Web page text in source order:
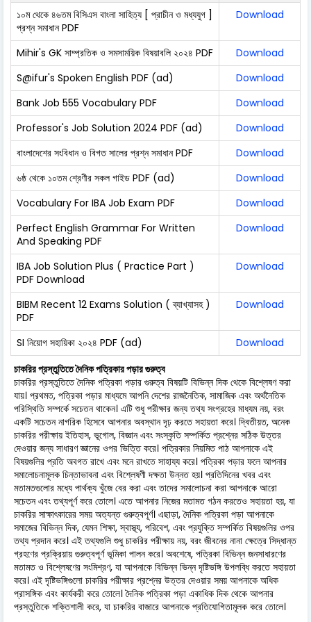
১০ম থেকে ৪৬তম বিসিএস বাংলা সাহিত্য [ প্রাচীন ও মধ্যযুগ ]
প্রশ্ন সমাধান PDF
Download
Mihir's GK সাম্প্রতিক ও সমসাময়িক বিষয়াবলি ২০২৪ PDF
Download
S@ifur's Spoken English PDF (ad)
Download
Bank Job 555 Vocabulary PDF
Download
Professor's Job Solution 2024 PDF (ad)
Download
বাংলাদেশের সংবিধান ও বিগত সালের প্রশ্ন সমাধান PDF
Download
৬ষ্ঠ থেকে ১০তম শ্রেণীর সকল গাইড PDF (ad)
Download
Vocabulary For IBA Job Exam PDF
Download
Perfect English Grammar For Written
And Speaking PDF
Download
IBA Job Solution Plus ( Practice Part )
PDF Download
Download
BIBM Recent 12 Exams Solution ( ব্যাখ্যাসহ )
PDF
Download
SI নিয়োগ সহায়িকা ২০২৪ PDF (ad)
Download
চাকরির প্রস্তুতিতে দৈনিক পত্রিকার পড়ার গুরুত্ব
চাকরির প্রস্তুতিতে দৈনিক পত্রিকা পড়ার গুরুত্ব বিষয়টি বিভিন্ন দিক থেকে বিশ্লেষণ করা
যায়। প্রথমত, পত্রিকা পড়ার মাধ্যমে আপনি দেশের রাজনৈতিক, সামাজিক এবং অর্থনৈতিক
পরিস্থিতি সম্পর্কে সচেতন থাকেন। এটি শুধু পরীক্ষার জন্য তথ্য সংগ্রহের মাধ্যম নয়, বরং
একটি সচেতন নাগরিক হিসেবে আপনার অবস্থান দৃঢ় করতে সহায়তা করে। দ্বিতীয়ত, অনেক
চাকরির পরীক্ষায় ইতিহাস, ভূগোল, বিজ্ঞান এবং সংস্কৃতি সম্পর্কিত প্রশ্নের সঠিক উত্তর
দেওয়ার জন্য সাধারণ জ্ঞানের ওপর ভিত্তি করে। পত্রিকার নিয়মিত পাঠ আপনাকে এই
বিষয়গুলির প্রতি অবগত রাখে এবং মনে রাখতে সাহায্য করে। পত্রিকা পড়ার ফলে আপনার
সমালোচনামূলক চিন্তাভাবনা এবং বিশ্লেষণী দক্ষতা উন্নত হয়। প্রতিদিনের খবর এবং
মতামতগুলোর মধ্যে পার্থক্য খুঁজে বের করা এবং তাদের সমালোচনা করা আপনাকে আরো
সচেতন এবং তথ্যপূর্ণ করে তোলে। এতে আপনার নিজের মতামত গঠন করতেও সহায়তা হয়, যা
চাকরির সাক্ষাৎকারের সময় অত্যন্ত গুরুত্বপূর্ণ। এছাড়া, দৈনিক পত্রিকা পড়া আপনাকে
সমাজের বিভিন্ন দিক, যেমন শিক্ষা, স্বাস্থ্য, পরিবেশ, এবং প্রযুক্তি সম্পর্কিত বিষয়গুলির ওপর
তথ্য প্রদান করে। এই তথ্যগুলি শুধু চাকরির পরীক্ষায় নয়, বরং জীবনের নানা ক্ষেত্রে সিদ্ধান্ত
গ্রহণের প্রক্রিয়ায় গুরুত্বপূর্ণ ভূমিকা পালন করে। অবশেষে, পত্রিকা বিভিন্ন জনসাধারণের
মতামত ও বিশ্লেষণের সংমিশ্রণ, যা আপনাকে বিভিন্ন ভিন্ন দৃষ্টিভঙ্গি উপলব্ধি করতে সহায়তা
করে। এই দৃষ্টিভঙ্গিগুলো চাকরির পরীক্ষার প্রশ্নের উত্তর দেওয়ার সময় আপনাকে অধিক
প্রাসঙ্গিক এবং কার্যকরী করে তোলে। দৈনিক পত্রিকা পড়া একাধিক দিক থেকে আপনার
প্রস্তুতিকে শক্তিশালী করে, যা চাকরির বাজারে আপনাকে প্রতিযোগিতামূলক করে তোলে।